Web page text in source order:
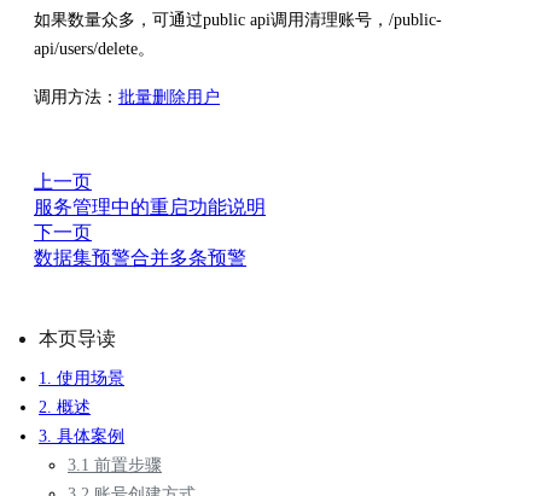
如果数量众多，可通过public api调用清理账号，/public-
api/users/delete。
调用方法： 批量删除用户
上一页
服务管理中的重启功能说明
下一页
数据集预警合并多条预警
本页导读
1. 使用场景
2. 概述
3. 具体案例
3.1 前置步骤